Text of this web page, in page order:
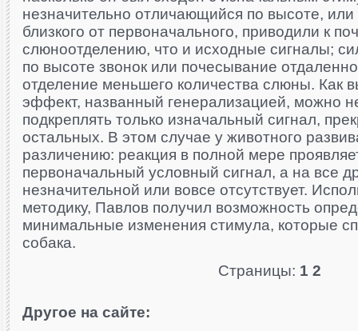
незначительно отличающийся по высоте,
близкого от первоначального, приводили к
слюноотделению, что и исходные сигналы;
по высоте звонок или почесывание
отделение меньшего количества слюны. Как
эффект, названный генерализацией, можно
подкреплять только изначальный сигнал,
остальных. В этом случае у животного
различению: реакция в полной мере
первоначальный условный сигнал, а на все
незначительной или вовсе отсутствует.
методику, Павлов получил возможность
минимальные изменения стимула, которые
собака.
Страницы: 1 2
Другое на сайте: